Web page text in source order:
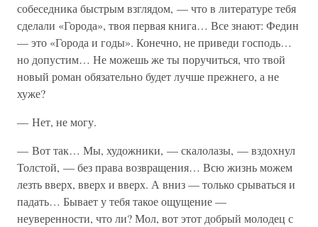
собеседника быстрым взглядом, — что в литературе тебя
сделали «Города», твоя первая книга… Все знают: Федин
— это «Города и годы». Конечно, не приведи господь…
но допустим… Не можешь же ты поручиться, что твой
новый роман обязательно будет лучше прежнего, а не
хуже?
— Нет, не могу.
— Вот так… Мы, художники, — скалолазы, — вздохнул
Толстой, — без права возвращения… Всю жизнь можем
лезть вверх, вверх и вверх. А вниз — только срываться и
падать… Бывает у тебя такое ощущение —
неуверенности, что ли? Мол, вот этот добрый молодец с